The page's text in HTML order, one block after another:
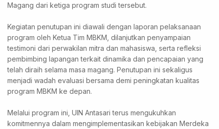
Magang dari ketiga program studi tersebut.
Kegiatan penutupan ini diawali dengan laporan pelaksanaan
program oleh Ketua Tim MBKM, dilanjutkan penyampaian
testimoni dari perwakilan mitra dan mahasiswa, serta refleksi
pembimbing lapangan terkait dinamika dan pencapaian yang
telah diraih selama masa magang. Penutupan ini sekaligus
menjadi wadah evaluasi bersama demi peningkatan kualitas
program MBKM ke depan.
Melalui program ini, UIN Antasari terus mengukuhkan
komitmennya dalam mengimplementasikan kebijakan Merdeka